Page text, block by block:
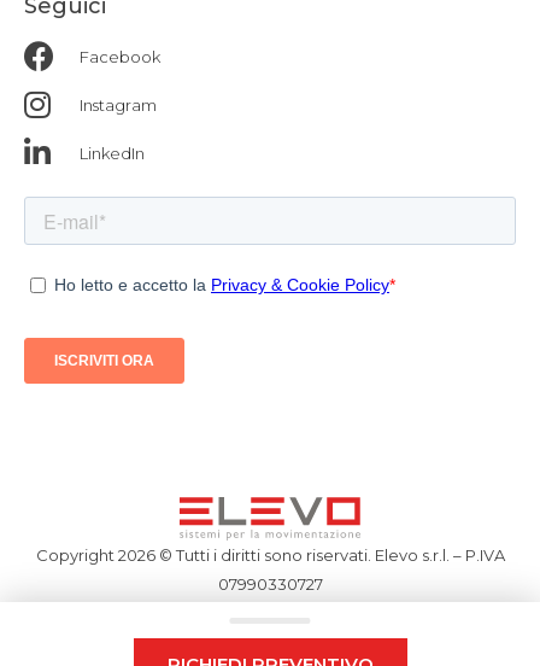
Seguici
Facebook
Instagram
LinkedIn
Copyright 2026 © Tutti i diritti sono riservati. Elevo s.r.l. – P.IVA
07990330727